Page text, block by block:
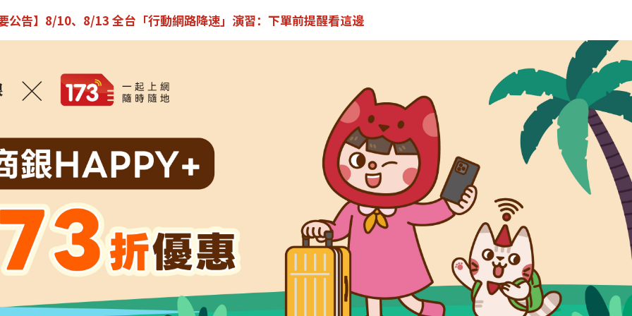
公告】8/10、8/13 全台「行動網路降速」演習：下單前提醒看這邊